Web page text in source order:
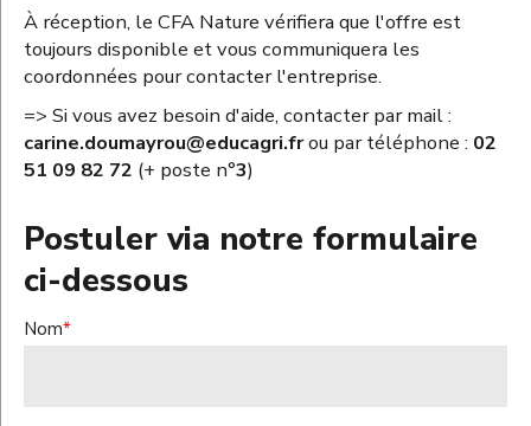
À réception, le CFA Nature vérifiera que l'offre est
toujours disponible et vous communiquera les
coordonnées pour contacter l'entreprise.
=> Si vous avez besoin d'aide, contacter par mail :
carine.doumayrou@educagri.frou par téléphone : 02
51 09 82 72 (+ poste n°3)
Postuler via notre formulaire
ci-dessous
Nom*